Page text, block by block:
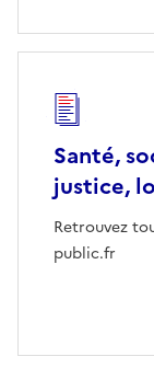
Santé,
justice,
Retrouvez
public.fr